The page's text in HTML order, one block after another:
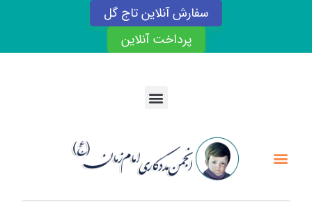
سفارش آنلاین تاج گل
پرداخت آنلاین
Menu